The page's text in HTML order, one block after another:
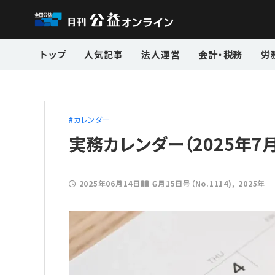
トップ 人気記事 法人運営 会計・税務 労
カレンダー
実務カレンダー（2025年7
2025年06月14日 ６月15日号（No.1114) 2025年